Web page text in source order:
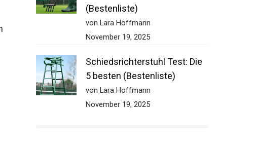
(Bestenliste)
von Lara Hoffmann
November 19, 2025
Schiedsrichterstuhl Test: Die
5 besten (Bestenliste)
von Lara Hoffmann
November 19, 2025